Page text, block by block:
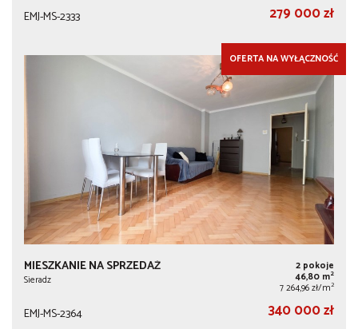
EMJ-MS-2333 279 000 zł
OFERTA NA WYŁĄCZNOŚĆ
MIESZKANIE NA SPRZEDAŻ
Sieradz
2 pokoje
46,80 m2
7 264,96 zł/m2
EMJ-MS-2364 340 000 zł